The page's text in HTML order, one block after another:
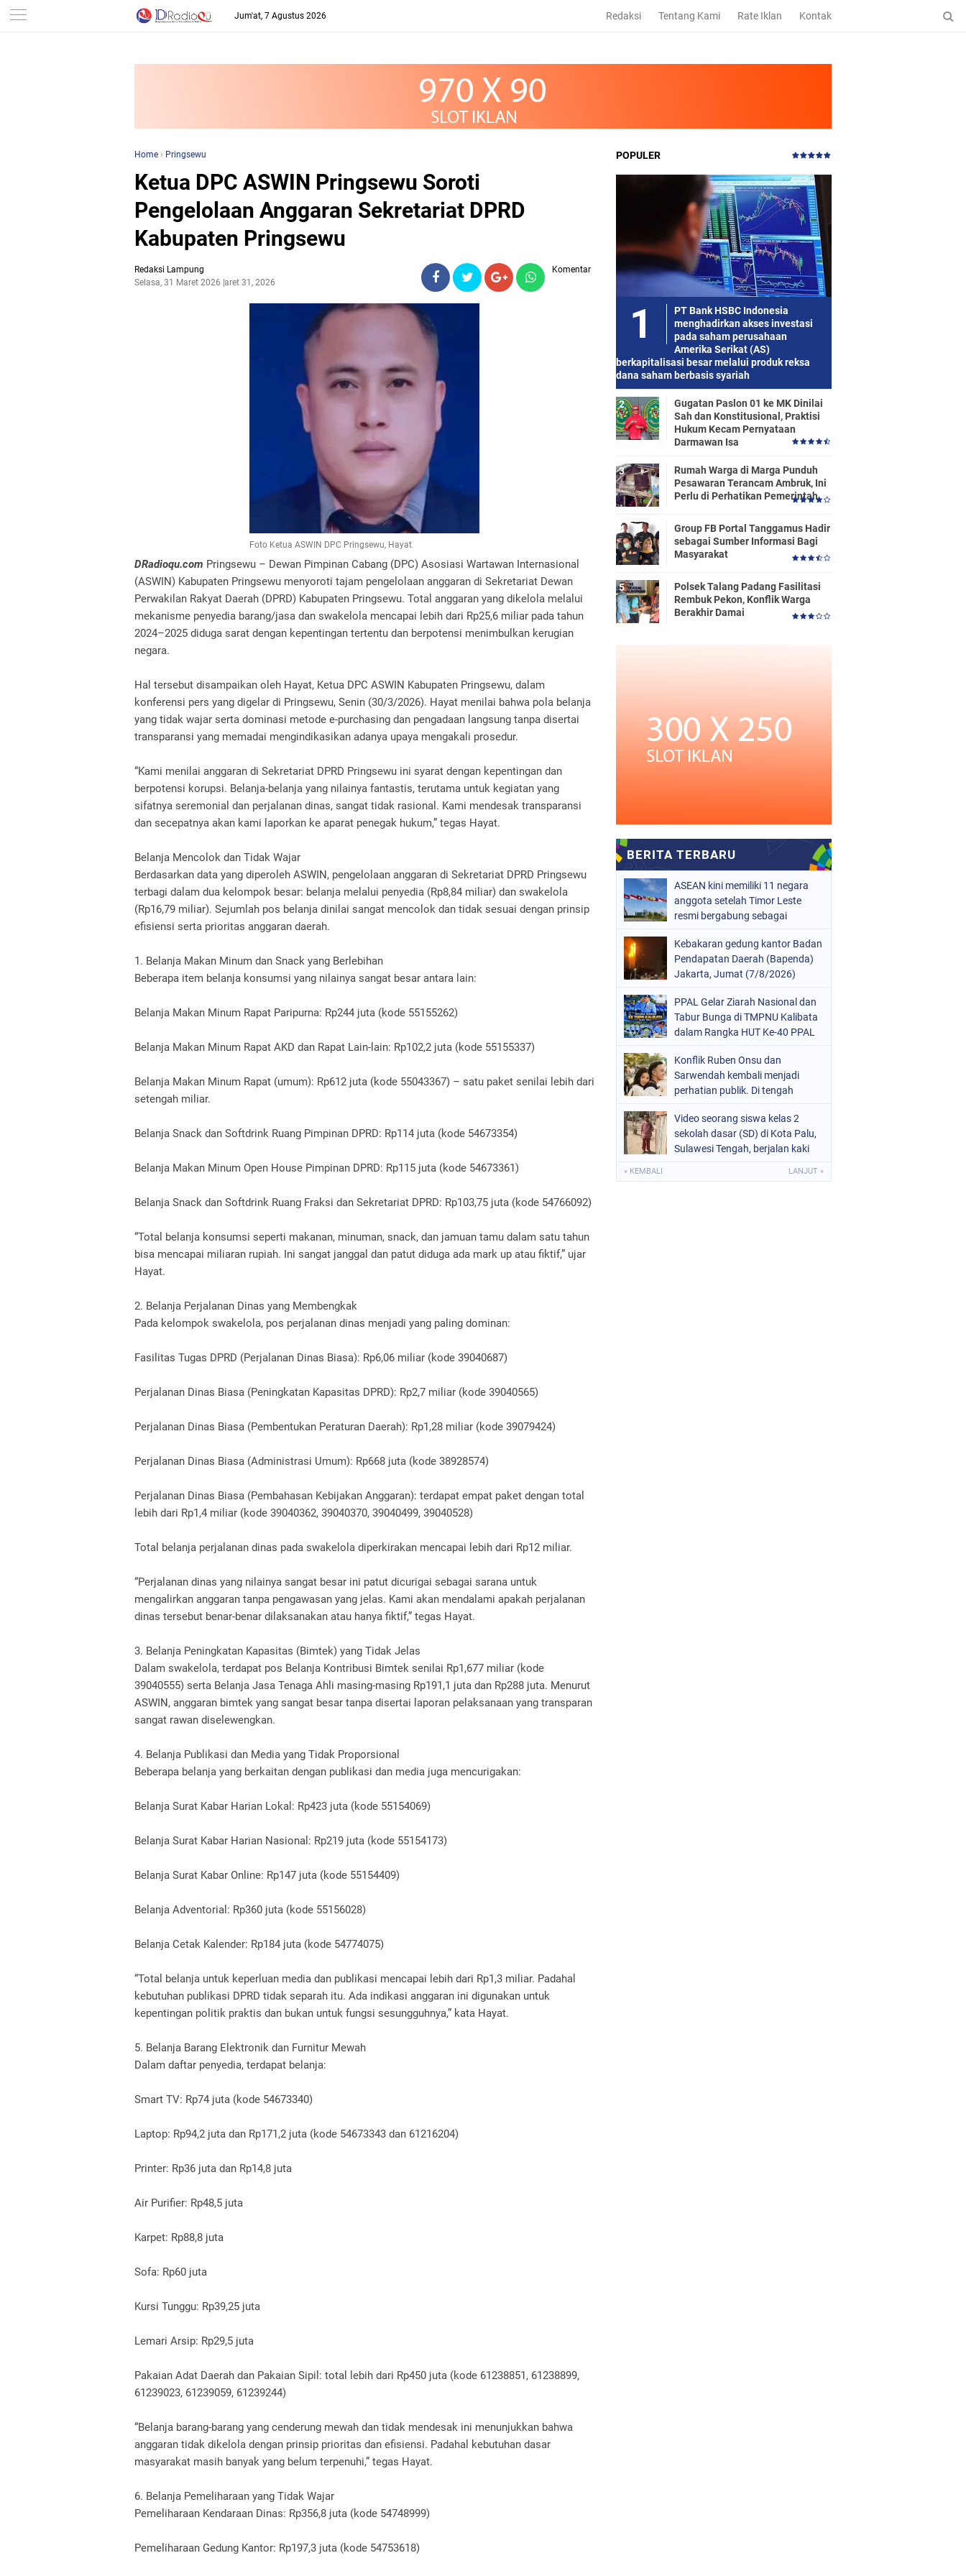
-->
Jum'at, 7 Agustus 2026 Redaksi Tentang Kami Rate Iklan Kontak
Home › Pringsewu
Ketua DPC ASWIN Pringsewu Soroti
Pengelolaan Anggaran Sekretariat DPRD
Kabupaten Pringsewu
Redaksi Lampung
Selasa, 31 Maret 2026Maret 31, 2026
Komentar
Foto Ketua ASWIN DPC Pringsewu, Hayat
DRadioqu.com Pringsewu – Dewan Pimpinan Cabang (DPC) Asosiasi Wartawan Internasional
(ASWIN) Kabupaten Pringsewu menyoroti tajam pengelolaan anggaran di Sekretariat Dewan
Perwakilan Rakyat Daerah (DPRD) Kabupaten Pringsewu. Total anggaran yang dikelola melalui
mekanisme penyedia barang/jasa dan swakelola mencapai lebih dari Rp25,6 miliar pada tahun
2024–2025 diduga sarat dengan kepentingan tertentu dan berpotensi menimbulkan kerugian
negara.
Hal tersebut disampaikan oleh Hayat, Ketua DPC ASWIN Kabupaten Pringsewu, dalam
konferensi pers yang digelar di Pringsewu, Senin (30/3/2026). Hayat menilai bahwa pola belanja
yang tidak wajar serta dominasi metode e-purchasing dan pengadaan langsung tanpa disertai
transparansi yang memadai mengindikasikan adanya upaya mengakali prosedur.
“Kami menilai anggaran di Sekretariat DPRD Pringsewu ini syarat dengan kepentingan dan
berpotensi korupsi. Belanja-belanja yang nilainya fantastis, terutama untuk kegiatan yang
sifatnya seremonial dan perjalanan dinas, sangat tidak rasional. Kami mendesak transparansi
dan secepatnya akan kami laporkan ke aparat penegak hukum,” tegas Hayat.
Belanja Mencolok dan Tidak Wajar
Berdasarkan data yang diperoleh ASWIN, pengelolaan anggaran di Sekretariat DPRD Pringsewu
terbagi dalam dua kelompok besar: belanja melalui penyedia (Rp8,84 miliar) dan swakelola
(Rp16,79 miliar). Sejumlah pos belanja dinilai sangat mencolok dan tidak sesuai dengan prinsip
efisiensi serta prioritas anggaran daerah.
1. Belanja Makan Minum dan Snack yang Berlebihan
Beberapa item belanja konsumsi yang nilainya sangat besar antara lain:
Belanja Makan Minum Rapat Paripurna: Rp244 juta (kode 55155262)
Belanja Makan Minum Rapat AKD dan Rapat Lain-lain: Rp102,2 juta (kode 55155337)
Belanja Makan Minum Rapat (umum): Rp612 juta (kode 55043367) – satu paket senilai lebih dari
setengah miliar.
Belanja Snack dan Softdrink Ruang Pimpinan DPRD: Rp114 juta (kode 54673354)
Belanja Makan Minum Open House Pimpinan DPRD: Rp115 juta (kode 54673361)
Belanja Snack dan Softdrink Ruang Fraksi dan Sekretariat DPRD: Rp103,75 juta (kode 54766092)
“Total belanja konsumsi seperti makanan, minuman, snack, dan jamuan tamu dalam satu tahun
bisa mencapai miliaran rupiah. Ini sangat janggal dan patut diduga ada mark up atau fiktif,” ujar
Hayat.
2. Belanja Perjalanan Dinas yang Membengkak
Pada kelompok swakelola, pos perjalanan dinas menjadi yang paling dominan:
Fasilitas Tugas DPRD (Perjalanan Dinas Biasa): Rp6,06 miliar (kode 39040687)
Perjalanan Dinas Biasa (Peningkatan Kapasitas DPRD): Rp2,7 miliar (kode 39040565)
Perjalanan Dinas Biasa (Pembentukan Peraturan Daerah): Rp1,28 miliar (kode 39079424)
Perjalanan Dinas Biasa (Administrasi Umum): Rp668 juta (kode 38928574)
Perjalanan Dinas Biasa (Pembahasan Kebijakan Anggaran): terdapat empat paket dengan total
lebih dari Rp1,4 miliar (kode 39040362, 39040370, 39040499, 39040528)
Total belanja perjalanan dinas pada swakelola diperkirakan mencapai lebih dari Rp12 miliar.
“Perjalanan dinas yang nilainya sangat besar ini patut dicurigai sebagai sarana untuk
mengalirkan anggaran tanpa pengawasan yang jelas. Kami akan mendalami apakah perjalanan
dinas tersebut benar-benar dilaksanakan atau hanya fiktif,” tegas Hayat.
3. Belanja Peningkatan Kapasitas (Bimtek) yang Tidak Jelas
Dalam swakelola, terdapat pos Belanja Kontribusi Bimtek senilai Rp1,677 miliar (kode
39040555) serta Belanja Jasa Tenaga Ahli masing-masing Rp191,1 juta dan Rp288 juta. Menurut
ASWIN, anggaran bimtek yang sangat besar tanpa disertai laporan pelaksanaan yang transparan
sangat rawan diselewengkan.
4. Belanja Publikasi dan Media yang Tidak Proporsional
Beberapa belanja yang berkaitan dengan publikasi dan media juga mencurigakan:
Belanja Surat Kabar Harian Lokal: Rp423 juta (kode 55154069)
Belanja Surat Kabar Harian Nasional: Rp219 juta (kode 55154173)
Belanja Surat Kabar Online: Rp147 juta (kode 55154409)
Belanja Adventorial: Rp360 juta (kode 55156028)
Belanja Cetak Kalender: Rp184 juta (kode 54774075)
“Total belanja untuk keperluan media dan publikasi mencapai lebih dari Rp1,3 miliar. Padahal
kebutuhan publikasi DPRD tidak separah itu. Ada indikasi anggaran ini digunakan untuk
kepentingan politik praktis dan bukan untuk fungsi sesungguhnya,” kata Hayat.
5. Belanja Barang Elektronik dan Furnitur Mewah
Dalam daftar penyedia, terdapat belanja:
Smart TV: Rp74 juta (kode 54673340)
Laptop: Rp94,2 juta dan Rp171,2 juta (kode 54673343 dan 61216204)
Printer: Rp36 juta dan Rp14,8 juta
Air Purifier: Rp48,5 juta
Karpet: Rp88,8 juta
Sofa: Rp60 juta
Kursi Tunggu: Rp39,25 juta
Lemari Arsip: Rp29,5 juta
Pakaian Adat Daerah dan Pakaian Sipil: total lebih dari Rp450 juta (kode 61238851, 61238899,
61239023, 61239059, 61239244)
“Belanja barang-barang yang cenderung mewah dan tidak mendesak ini menunjukkan bahwa
anggaran tidak dikelola dengan prinsip prioritas dan efisiensi. Padahal kebutuhan dasar
masyarakat masih banyak yang belum terpenuhi,” tegas Hayat.
6. Belanja Pemeliharaan yang Tidak Wajar
Pemeliharaan Kendaraan Dinas: Rp356,8 juta (kode 54748999)
Pemeliharaan Gedung Kantor: Rp197,3 juta (kode 54753618)
POPULER
PT Bank HSBC Indonesia
menghadirkan akses investasi
pada saham perusahaan
Amerika Serikat (AS)
berkapitalisasi besar melalui produk reksa
dana saham berbasis syariah
Gugatan Paslon 01 ke MK Dinilai
Sah dan Konstitusional, Praktisi
Hukum Kecam Pernyataan
Darmawan Isa
Rumah Warga di Marga Punduh
Pesawaran Terancam Ambruk, Ini
Perlu di Perhatikan Pemerintah
Group FB Portal Tanggamus Hadir
sebagai Sumber Informasi Bagi
Masyarakat
Polsek Talang Padang Fasilitasi
Rembuk Pekon, Konflik Warga
Berakhir Damai
ASEAN kini memiliki 11 negara
anggota setelah Timor Leste
resmi bergabung sebagai
2025.
Kebakaran gedung kantor Badan
Pendapatan Daerah (Bapenda)
Jakarta, Jumat (7/8/2026)
tujuh, dan 12
PPAL Gelar Ziarah Nasional dan
Tabur Bunga di TMPNU Kalibata
dalam Rangka HUT Ke-40 PPAL
Konflik Ruben Onsu dan
Sarwendah kembali menjadi
perhatian publik. Di tengah
berjalan, kuasa hukum
Sarwendah
Video seorang siswa kelas 2
sekolah dasar (SD) di Kota Palu,
Sulawesi Tengah, berjalan kaki
« KEMBALI LANJUT »